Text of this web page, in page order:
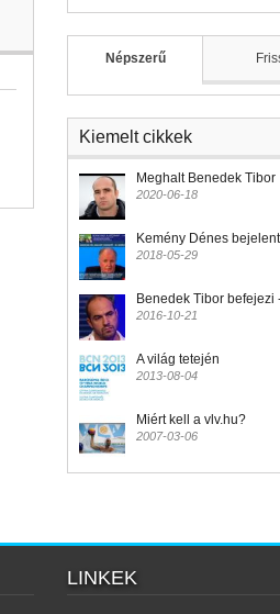
Népszerű
Kiemelt cikkek
Meghalt Benedek Tibor
2020-06-18
Kemény Dénes
2018-05-29
Benedek Tibor befejezi
2016-10-21
A világ tetején
2013-08-04
Miért kell a vlv.hu?
2007-03-06
LINKEK